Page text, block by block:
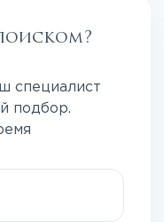
специалист
подбор.